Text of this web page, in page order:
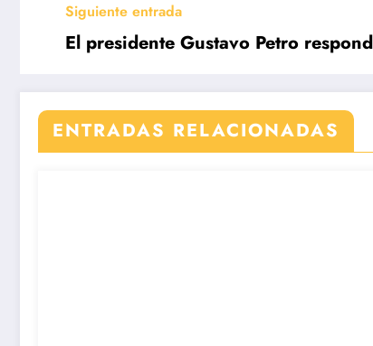
Siguiente entrada
El presidente Gustavo Petro
ENTRADAS RELACIONADAS